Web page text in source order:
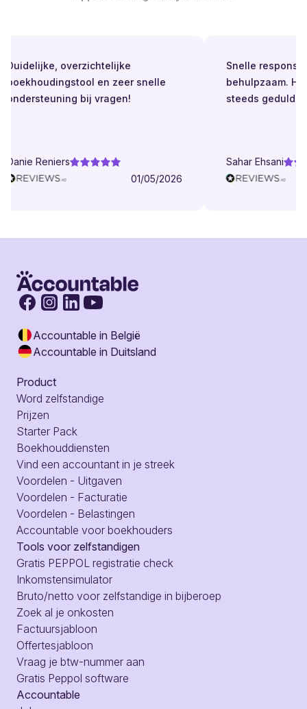
Duidelijke, overzichtelijke
boekhoudingstool en zeer snelle
ondersteuning bij vragen!
Danie Reniers
01/05/2026
Snelle respons.
behulpzaam.
steeds geduldig.
Sahar Ehsani
Accountable in België
Accountable in Duitsland
Product
Word zelfstandige
Prijzen
Starter Pack
Boekhouddiensten
Vind een accountant in je streek
Voordelen - Uitgaven
Voordelen - Facturatie
Voordelen - Belastingen
Accountable voor boekhouders
Tools voor zelfstandigen
Gratis PEPPOL registratie check
Inkomstensimulator
Bruto/netto voor zelfstandige in bijberoep
Zoek al je onkosten
Factuursjabloon
Offertesjabloon
Vraag je btw-nummer aan
Gratis Peppol software
Accountable